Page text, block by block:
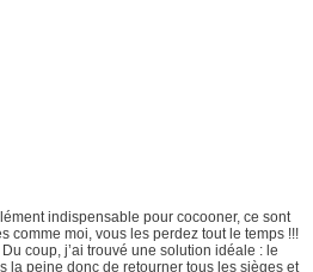
indispensable pour cocooner, ce sont
comme moi, vous les perdez tout le temps !!!
coup, j’ai trouvé une solution idéale : le
la peine donc de retourner tous les sièges et